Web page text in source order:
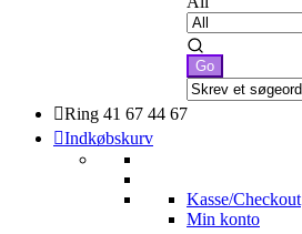
Ring 41 67 44 67
Indkøbskurv
Kasse/Checkout
Min konto